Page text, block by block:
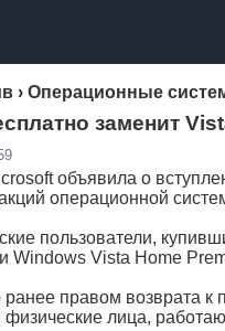
› Операционные
заменит
объявила о
операционной
пользователи,
Windows Vista Home
правом возврата
физические лица,